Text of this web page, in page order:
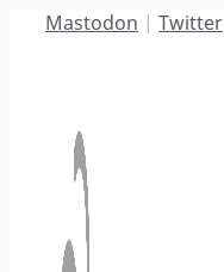
HoppaMastodon | Twitter